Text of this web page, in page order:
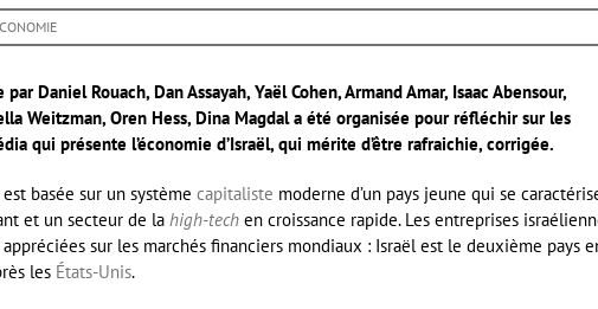
Daniel Rouach, Dan Assayah, Yaël Cohen, Armand Amar, Isaac Abensour,
Weitzman, Oren Hess, Dina Magdal a été organisée pour réfléchir sur les
qui présente l’économie d’Israël, qui mérite d’être rafraichie, corrigée.
est basée sur un système capitaliste moderne d’un pays jeune qui se
et un secteur de la high-tech en croissance rapide. Les entreprises
sur les marchés financiers mondiaux : Israël est le deuxième pays
les États-Unis.